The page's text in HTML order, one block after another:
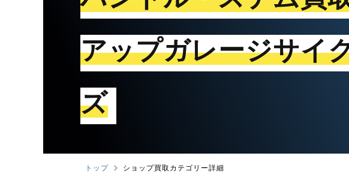
アップガレージサイ
ズ
トップ ショップ買取カテゴリー詳細